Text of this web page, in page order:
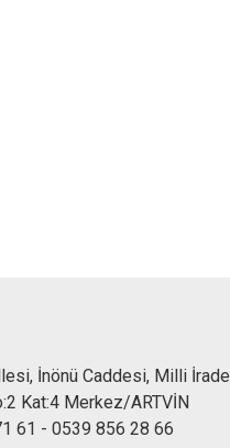
İnönü Caddesi, Milli İrade
Kat:4 Merkez/ARTVİN
61 - 0539 856 28 66